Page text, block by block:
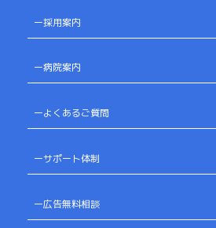
ー採用案内
ー病院案内
ーよくあるご質問
ーサポート体制
ー広告無料相談